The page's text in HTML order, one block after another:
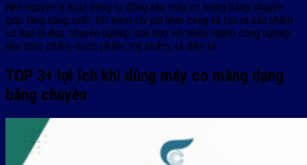
Nhờ nguyên lý hoạt động tự động này, máy co màng băng chuyền
giúp tăng năng suất, tiết kiệm chi phí nhân công và tạo ra sản phẩm
có bao bì đẹp, chuyên nghiệp, phù hợp với nhiều ngành công nghiệp
như thực phẩm, dược phẩm, mỹ phẩm, và điện tử.
TOP 3+ lợi ích khi dùng máy co màng dạng
băng chuyền